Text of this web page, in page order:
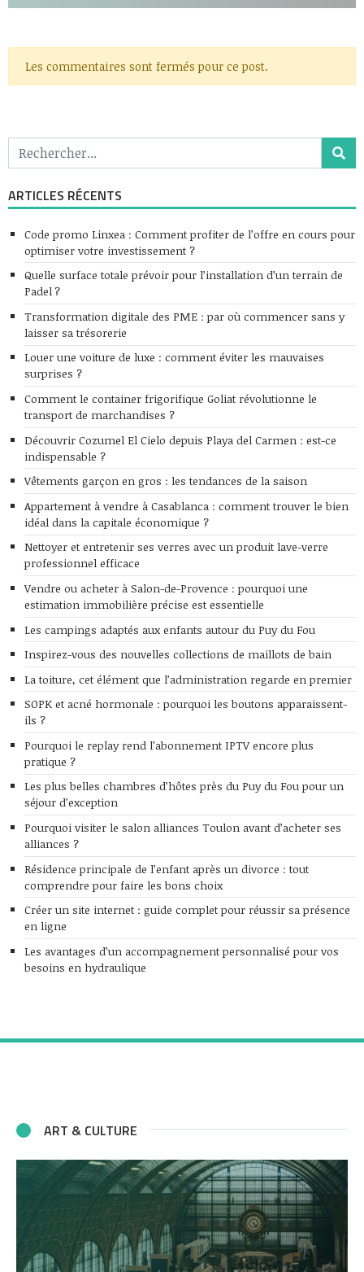
Les commentaires sont fermés pour ce post.
ARTICLES RÉCENTS
Code promo Linxea : Comment profiter de l’offre en cours pour
optimiser votre investissement ?
Quelle surface totale prévoir pour l’installation d’un terrain de
Padel ?
Transformation digitale des PME : par où commencer sans y
laisser sa trésorerie
Louer une voiture de luxe : comment éviter les mauvaises
surprises ?
Comment le container frigorifique Goliat révolutionne le
transport de marchandises ?
Découvrir Cozumel El Cielo depuis Playa del Carmen : est-ce
indispensable ?
Vêtements garçon en gros : les tendances de la saison
Appartement à vendre à Casablanca : comment trouver le bien
idéal dans la capitale économique ?
Nettoyer et entretenir ses verres avec un produit lave-verre
professionnel efficace
Vendre ou acheter à Salon-de-Provence : pourquoi une
estimation immobilière précise est essentielle
Les campings adaptés aux enfants autour du Puy du Fou
Inspirez-vous des nouvelles collections de maillots de bain
La toiture, cet élément que l’administration regarde en premier
SOPK et acné hormonale : pourquoi les boutons apparaissent-
ils ?
Pourquoi le replay rend l’abonnement IPTV encore plus
pratique ?
Les plus belles chambres d’hôtes près du Puy du Fou pour un
séjour d’exception
Pourquoi visiter le salon alliances Toulon avant d’acheter ses
alliances ?
Résidence principale de l’enfant après un divorce : tout
comprendre pour faire les bons choix
Créer un site internet : guide complet pour réussir sa présence
en ligne
Les avantages d’un accompagnement personnalisé pour vos
besoins en hydraulique
ART & CULTURE